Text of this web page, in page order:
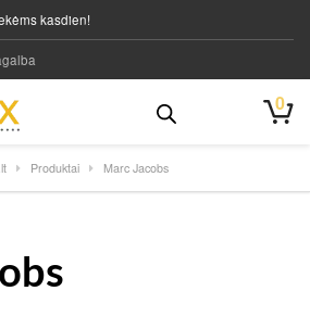
kasdien!
0
Produktai Marc Jacobs